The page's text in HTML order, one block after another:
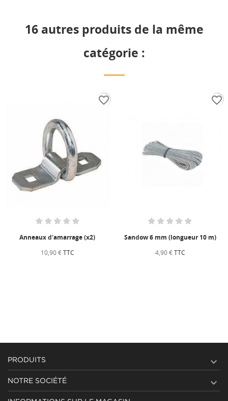
16 autres produits de la même
catégorie :
Anneaux d'amarrage (x2)
10,90 €TTC
favorite_border
Sandow 6 mm (longueur 10 m)
4,90 €TTC
favorite_border
PRODUITS 
NOTRE SOCIÉTÉ 